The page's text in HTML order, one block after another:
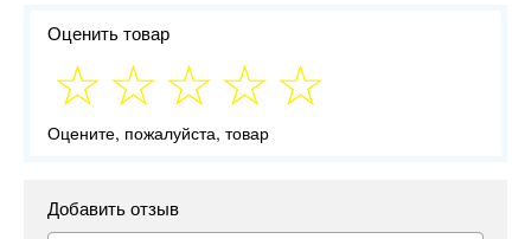
Оценить товар
Оцените, пожалуйста, товар
Добавить отзыв